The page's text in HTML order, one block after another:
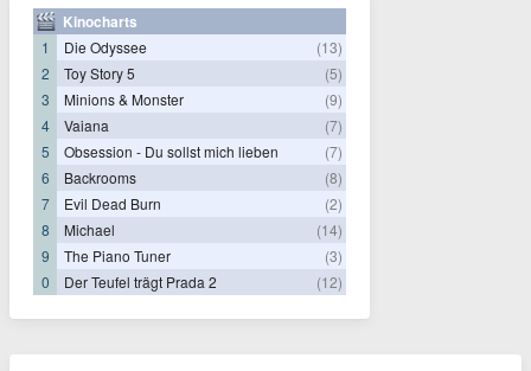
Kinocharts
1 Die Odyssee
(13)
2
Toy Story 5
(5)
3
Minions & Monster
(9)
4
Vaiana
(7)
5
Obsession - Du sollst mich lieben
(7)
6
Backrooms
(8)
7
Evil Dead Burn
(2)
8
Michael
(14)
9
The Piano Tuner
(3)
0
Der Teufel trägt Prada 2 (12)